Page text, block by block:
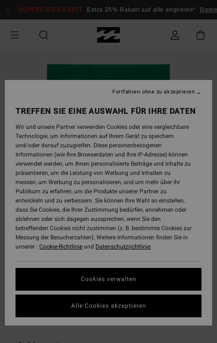
zur
springen
DOPPELTER RABATT Extra 25% Rabatt auf alle angebote* Damen
TREFFEN SIE EINE AUSWAHL FÜR IHRE DATEN
Wir und unsere Partner verwenden Cookies oder eine vergleichbare
Technologie, um Informationen auf Ihrem Gerät zu speichern
und/oder darauf zuzugreifen. Diese personenbezogenen
Informationen (wie Ihre Browserdaten und Ihre IP-Adresse) können
verwendet werden, um Ihnen personalisierte Beiträge und Inhalte zu
präsentieren, um die Leistung von Werbung und Inhalten zu
messen, um Werbung zu personalisieren, und um mehr über ihr
Publikum zu erfahren, um die Produkte unserer Partner zu
entwickeln und zu verbessern. Sie können Ihre Wahl so einstellen,
dass Sie Cookies, die Ihrer Zustimmung bedürfen, annehmen oder
ablehnen oder sich dagegen aussprechen, wenn Sie den
betreffenden Cookies nicht zustimmen (z. B. bestimmte Cookies zur
Messung der Besucherzahlen). Weitere Informationen finden Sie in
unserer : Cookie-Richtlinieund Datenschutzrichtlinie
Cookies verwalten
Fortfahren ohne zu akzeptieren
Alle Cookies akzeptieren